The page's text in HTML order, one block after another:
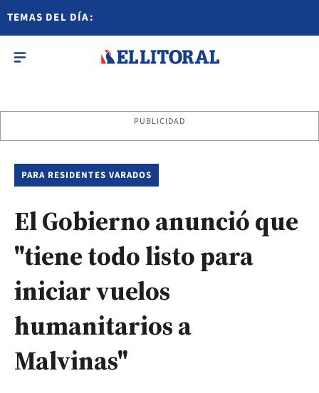
TEMAS DEL DÍA:
PUBLICIDAD
PARA RESIDENTES VARADOS
El Gobierno anunció que
"tiene todo listo para
iniciar vuelos
humanitarios a
Malvinas"